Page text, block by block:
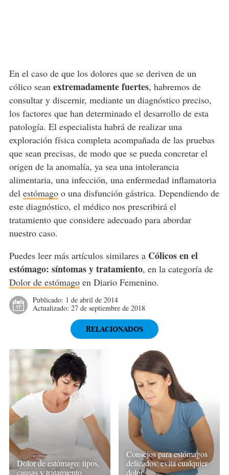
En el caso de que los dolores que se deriven de un
cólico sean extremadamente fuertes, habremos de
consultar y discernir, mediante un diagnóstico preciso,
los factores que han determinado el desarrollo de esta
patología. El especialista habrá de realizar una
exploración física completa acompañada de las pruebas
que sean precisas, de modo que se pueda concretar el
origen de la anomalía, ya sea una intolerancia
alimentaria, una infección, una enfermedad inflamatoria
del estómagoo una disfunción gástrica. Dependiendo de
este diagnóstico, el médico nos prescribirá el
tratamiento que considere adecuado para abordar
nuestro caso.
Puedes leer más artículos similares a Cólicos en el
estómago: síntomas y tratamiento, en la categoría de
Dolor de estómagoen Diario Femenino.
Publicado: 1 de abril de 2014
Actualizado: 27 de septiembre de 2018
RELACIONADOS
Dolor de estómago: tipos,
causas y tratamiento
Consejos para estómagos
delicados: evita cualquier
dolor